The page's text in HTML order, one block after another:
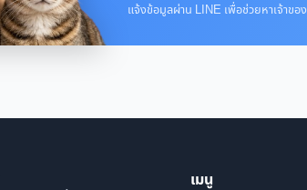
แจ้งข้อมูลผ่าน LINE เพื่อช่วยหาเจ้าของ
เมนู